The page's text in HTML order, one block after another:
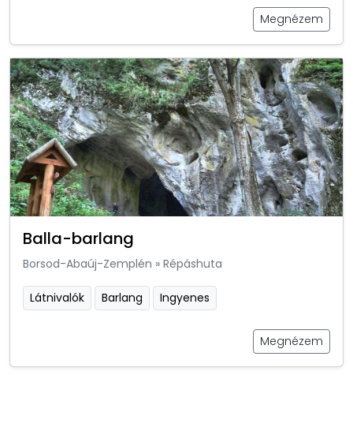
Megnézem
Balla-barlang
Borsod-Abaúj-Zemplén » Répáshuta
Látnivalók Barlang Ingyenes
Megnézem